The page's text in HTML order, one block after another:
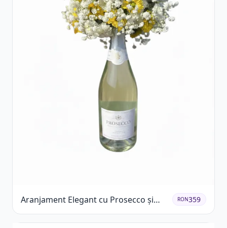
Aranjament Elegant cu Prosecco și
Flori Galbene.
RON359